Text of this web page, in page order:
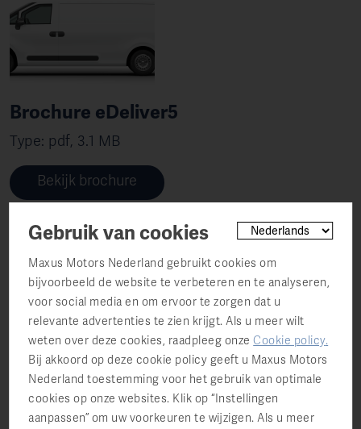
Brochure eDeliver5
Type: pdf, 3.1 MB
Bekijk brochure
Brochure eTerron9
Type: pdf, 4.4 MB
Gebruik van cookies
Maxus Motors Nederland gebruikt cookies om
bijvoorbeeld de website te verbeteren en te analyseren,
voor social media en om ervoor te zorgen dat u
relevante advertenties te zien krijgt. Als u meer wilt
weten over deze cookies, raadpleeg onzeCookie policy.
Bij akkoord op deze cookie policy geeft u Maxus Motors
Nederland toestemming voor het gebruik van optimale
cookies op onze websites. Klik op “Instellingen
aanpassen” om uw voorkeuren te wijzigen. Als u meer